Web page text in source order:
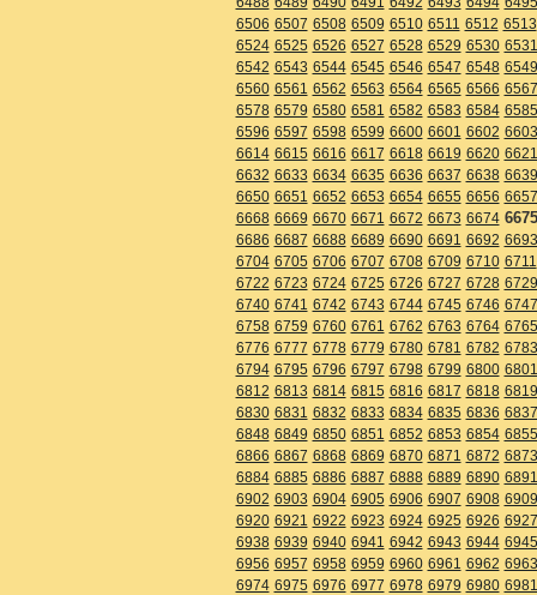
6506 6507 6508 6509 6510 6511 6512 6513
6524 6525 6526 6527 6528 6529 6530 6531
6542 6543 6544 6545 6546 6547 6548 6549
6560 6561 6562 6563 6564 6565 6566 6567
6578 6579 6580 6581 6582 6583 6584 6585
6596 6597 6598 6599 6600 6601 6602 6603
6614 6615 6616 6617 6618 6619 6620 6621
6632 6633 6634 6635 6636 6637 6638 6639
6650 6651 6652 6653 6654 6655 6656 6657
6668 6669 6670 6671 6672 6673 6674 6675
6686 6687 6688 6689 6690 6691 6692 6693
6704 6705 6706 6707 6708 6709 6710 6711
6722 6723 6724 6725 6726 6727 6728 6729
6740 6741 6742 6743 6744 6745 6746 6747
6758 6759 6760 6761 6762 6763 6764 6765
6776 6777 6778 6779 6780 6781 6782 6783
6794 6795 6796 6797 6798 6799 6800 6801
6812 6813 6814 6815 6816 6817 6818 6819
6830 6831 6832 6833 6834 6835 6836 6837
6848 6849 6850 6851 6852 6853 6854 6855
6866 6867 6868 6869 6870 6871 6872 6873
6884 6885 6886 6887 6888 6889 6890 6891
6902 6903 6904 6905 6906 6907 6908 6909
6920 6921 6922 6923 6924 6925 6926 6927
6938 6939 6940 6941 6942 6943 6944 6945
6956 6957 6958 6959 6960 6961 6962 6963
6974 6975 6976 6977 6978 6979 6980 6981